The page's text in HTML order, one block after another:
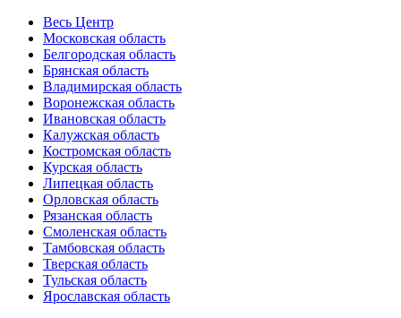
Весь Центр
Московская область
Белгородская область
Брянская область
Владимирская область
Воронежская область
Ивановская область
Калужская область
Костромская область
Курская область
Липецкая область
Орловская область
Рязанская область
Смоленская область
Тамбовская область
Тверская область
Тульская область
Ярославская область